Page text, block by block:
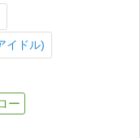
イドル)